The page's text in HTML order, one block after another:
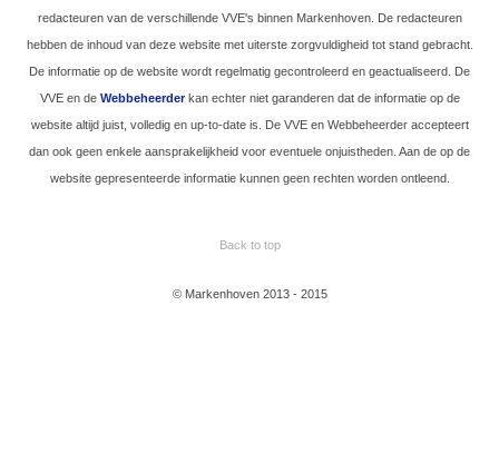
redacteuren van de verschillende VVE's binnen Markenhoven. De redacteuren
hebben de inhoud van deze website met uiterste zorgvuldigheid tot stand gebracht.
De informatie op de website wordt regelmatig gecontroleerd en geactualiseerd. De
VVE en de Webbeheerderkan echter niet garanderen dat de informatie op de
website altijd juist, volledig en up-to-date is. De VVE en Webbeheerder accepteert
dan ook geen enkele aansprakelijkheid voor eventuele onjuistheden. Aan de op de
website gepresenteerde informatie kunnen geen rechten worden ontleend.
Back to top
© Markenhoven 2013 - 2015